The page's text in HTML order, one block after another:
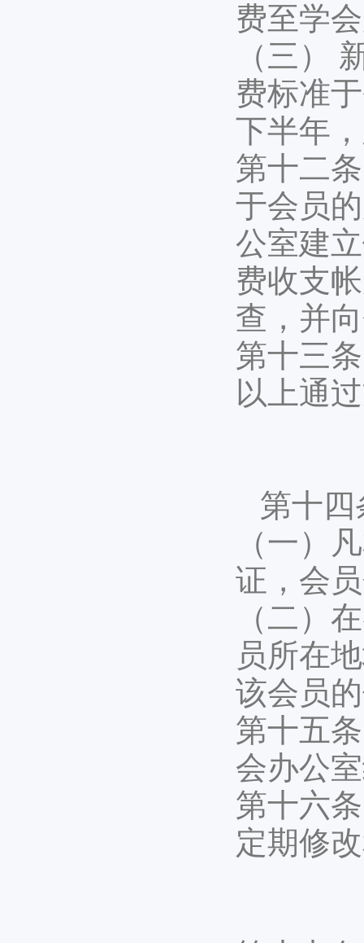
费至学
（三）
费标准
下半年
第十二
于会员
公室建
费收支
查，并
第十三
以上通
第十四
（一）
证，会
（二）
员所在
该会员
第十五
会办公
第十六
定期修